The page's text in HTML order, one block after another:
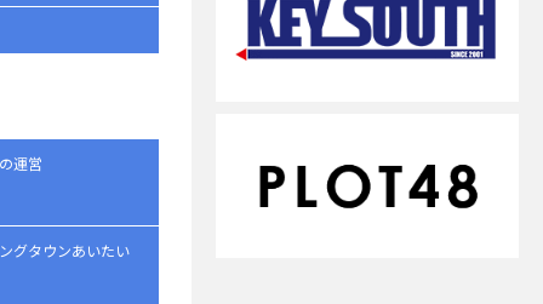
運営
グタウンあいたい